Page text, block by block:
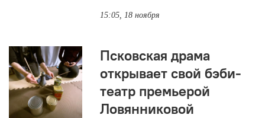
15:05, 18 ноября
Псковская драма
открывает свой бэби-
театр премьерой
Ловянниковой